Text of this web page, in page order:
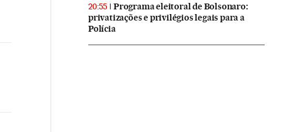
20:55
Programa eleitoral de Bolsonaro:
privatizações e privilégios legais para a
Polícia